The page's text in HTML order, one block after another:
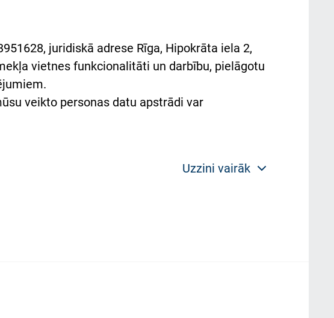
juridiskā adrese Rīga, Hipokrāta iela 2,
vietnes funkcionalitāti un darbību, pielāgotu
veikto personas datu apstrādi var
Uzzini vairāk